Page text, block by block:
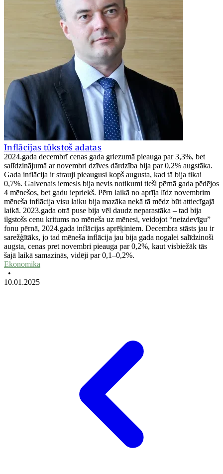
Inflācijas tūkstoš adatas
2024.gada decembrī cenas gada griezumā pieauga par 3,3%, bet
salīdzinājumā ar novembri dzīves dārdzība bija par 0,2% augstāka.
Gada inflācija ir strauji pieaugusi kopš augusta, kad tā bija tikai
0,7%. Galvenais iemesls bija nevis notikumi tieši pērnā gada pēdējos
4 mēnešos, bet gadu iepriekš. Pērn laikā no aprīļa līdz novembrim
mēneša inflācija visu laiku bija mazāka nekā tā mēdz būt attiecīgajā
laikā. 2023.gada otrā puse bija vēl daudz neparastāka – tad bija
ilgstošs cenu kritums no mēneša uz mēnesi, veidojot “neizdevīgu”
fonu pērnā, 2024.gada inflācijas aprēķiniem. Decembra stāsts jau ir
sarežģītāks, jo tad mēneša inflācija jau bija gada nogalei salīdzinoši
augsta, cenas pret novembri pieauga par 0,2%, kaut visbiežāk tās
šajā laikā samazinās, vidēji par 0,1–0,2%.
Ekonomika
•
10.01.2025